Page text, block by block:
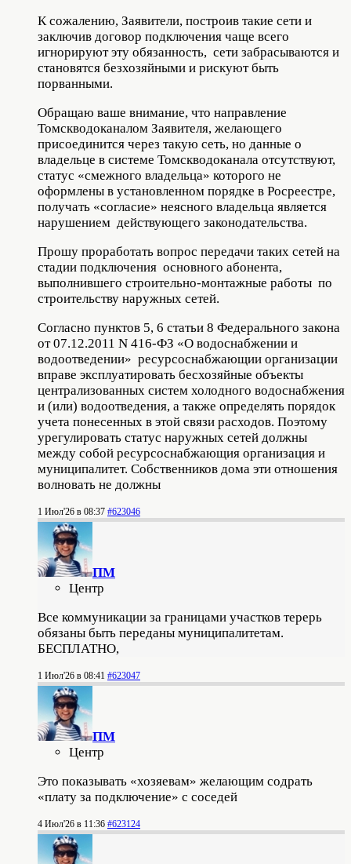
К сожалению, Заявители, построив такие сети и
заключив договор подключения чаще всего
игнорируют эту обязанность, сети забрасываются и
становятся безхозяйными и рискуют быть
порванными.
Обращаю ваше внимание, что направление
Томскводоканалом Заявителя, желающего
присоединится через такую сеть, но данные о
владельце в системе Томскводоканала отсутствуют,
статус «смежного владельца» которого не
оформлены в установленном порядке в Росреестре,
получать «согласие» неясного владельца является
нарушением действующего законодательства.
Прошу проработать вопрос передачи таких сетей на
стадии подключения основного абонента,
выполнившего строительно-монтажные работы по
строительству наружных сетей.
Согласно пунктов 5, 6 статьи 8 Федерального закона
от 07.12.2011 N 416-ФЗ «О водоснабжении и
водоотведении» ресурсоснабжающии организации
вправе эксплуатировать бесхозяйные объекты
централизованных систем холодного водоснабжения
и (или) водоотведения, а также определять порядок
учета понесенных в этой связи расходов. Поэтому
урегулировать статус наружных сетей должны
между собой ресурсоснабжающия организация и
муниципалитет. Собственников дома эти отношения
волновать не должны
1 Июл'26 в 08:37 #623046
ПМ
Центр
Все коммуникации за границами участков терерь
обязаны быть переданы муниципалитетам.
БЕСПЛАТНО,
1 Июл'26 в 08:41 #623047
ПМ
Центр
Это показывать «хозяевам» желающим содрать
«плату за подключение» с соседей
4 Июл'26 в 11:36 #623124